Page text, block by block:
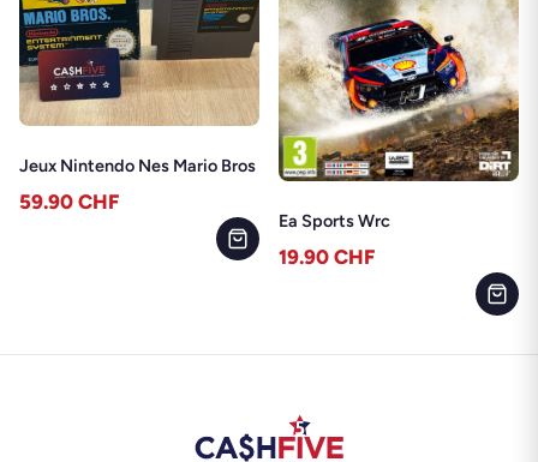
Jeux Nintendo Nes Mario Bros
59.90 CHF
Ea Sports Wrc
19.90 CHF